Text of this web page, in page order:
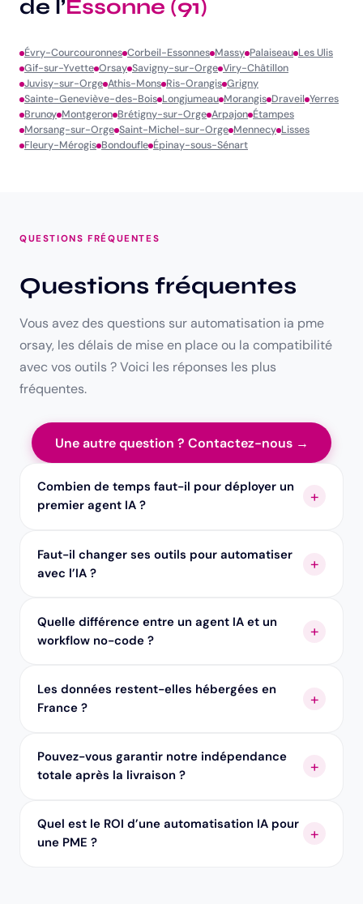
de l’Essonne (91)
Évry-Courcouronnes Corbeil-Essonnes Massy Palaiseau Les Ulis
Gif-sur-Yvette Orsay Savigny-sur-Orge Viry-Châtillon
Juvisy-sur-Orge Athis-Mons Ris-Orangis Grigny
Sainte-Geneviève-des-Bois Longjumeau Morangis Draveil Yerres
Brunoy Montgeron Brétigny-sur-Orge Arpajon Étampes
Morsang-sur-Orge Saint-Michel-sur-Orge Mennecy Lisses
Fleury-Mérogis Bondoufle Épinay-sous-Sénart
QUESTIONS FRÉQUENTES
Questions fréquentes
Vous avez des questions sur automatisation ia pme
orsay, les délais de mise en place ou la compatibilité
avec vos outils ? Voici les réponses les plus
fréquentes.
Une autre question ? Contactez-nous →
Combien de temps faut-il pour déployer un
premier agent IA ?
Faut-il changer ses outils pour automatiser
avec l’IA ?
Quelle différence entre un agent IA et un
workflow no-code ?
Les données restent-elles hébergées en
France ?
Pouvez-vous garantir notre indépendance
totale après la livraison ?
Quel est le ROI d’une automatisation IA pour
une PME ?